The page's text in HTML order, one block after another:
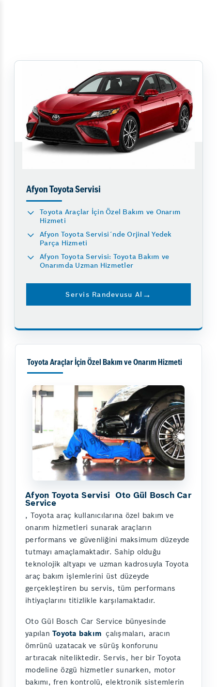
Afyon Toyota Servisi
Toyota Araçlar İçin Özel Bakım ve Onarım
Hizmeti
Afyon Toyota Servisi´nde Orjinal Yedek
Parça Hizmeti
Afyon Toyota Servisi: Toyota Bakım ve
Onarımda Uzman Hizmetler
Servis Randevusu Al
Toyota Araçlar İçin Özel Bakım ve Onarım Hizmeti
Afyon Toyota Servisi Oto Gül Bosch Car
Service
, Toyota araç kullanıcılarına özel bakım ve
onarım hizmetleri sunarak araçların
performans ve güvenliğini maksimum düzeyde
tutmayı amaçlamaktadır. Sahip olduğu
teknolojik altyapı ve uzman kadrosuyla Toyota
araç bakım işlemlerini üst düzeyde
gerçekleştiren bu servis, tüm performans
ihtiyaçlarını titizlikle karşılamaktadır.
Oto Gül Bosch Car Service bünyesinde
yapılan Toyota bakım çalışmaları, aracın
ömrünü uzatacak ve sürüş konforunu
artıracak niteliktedir. Servis, her bir Toyota
modeline özgü hizmetler sunarken, motor
bakımı, fren kontrolü, elektronik sistemlerin